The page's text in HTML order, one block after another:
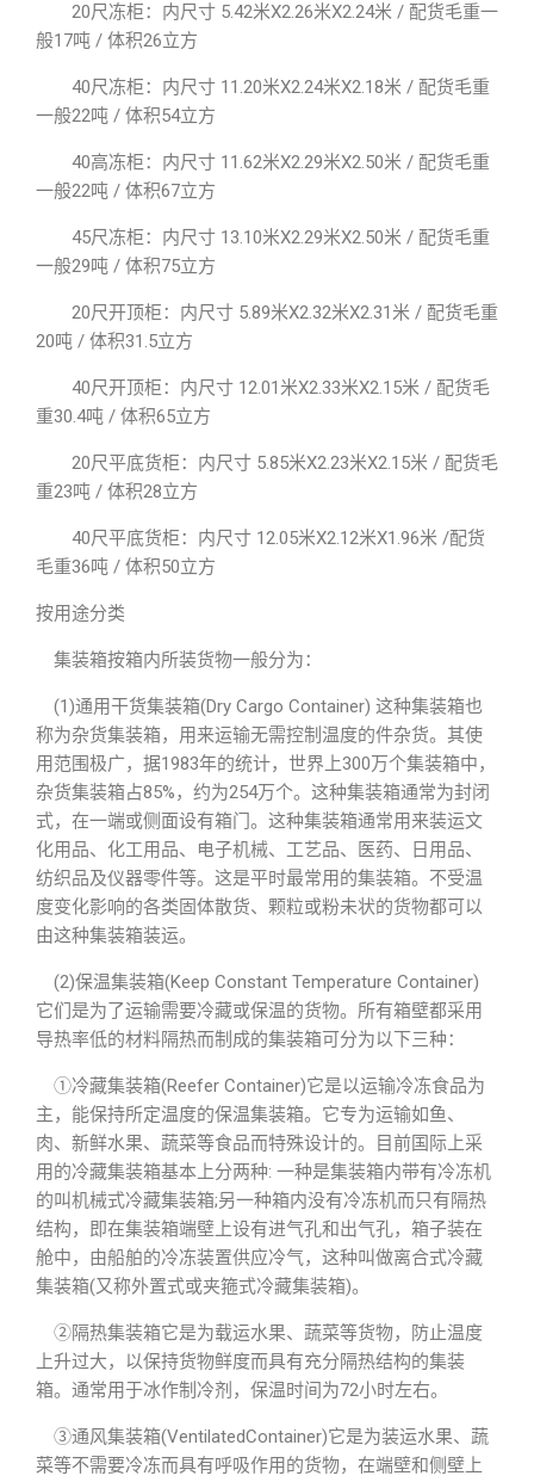
20尺冻柜：内尺寸 5.42米X2.26米X2.24米 / 配货毛重一
般17吨 / 体积26立方
40尺冻柜：内尺寸 11.20米X2.24米X2.18米 / 配货毛重
一般22吨 / 体积54立方
40高冻柜：内尺寸 11.62米X2.29米X2.50米 / 配货毛重
一般22吨 / 体积67立方
45尺冻柜：内尺寸 13.10米X2.29米X2.50米 / 配货毛重
一般29吨 / 体积75立方
20尺开顶柜：内尺寸 5.89米X2.32米X2.31米 / 配货毛重
20吨 / 体积31.5立方
40尺开顶柜：内尺寸 12.01米X2.33米X2.15米 / 配货毛
重30.4吨 / 体积65立方
20尺平底货柜：内尺寸 5.85米X2.23米X2.15米 / 配货毛
重23吨 / 体积28立方
40尺平底货柜：内尺寸 12.05米X2.12米X1.96米 /配货
毛重36吨 / 体积50立方
按用途分类
集装箱按箱内所装货物一般分为：
(1)通用干货集装箱(Dry Cargo Container) 这种集装箱也
称为杂货集装箱，用来运输无需控制温度的件杂货。其使
用范围极广，据1983年的统计，世界上300万个集装箱中，
杂货集装箱占85%，约为254万个。这种集装箱通常为封闭
式，在一端或侧面设有箱门。这种集装箱通常用来装运文
化用品、化工用品、电子机械、工艺品、医药、日用品、
纺织品及仪器零件等。这是平时最常用的集装箱。不受温
度变化影响的各类固体散货、颗粒或粉未状的货物都可以
由这种集装箱装运。
(2)保温集装箱(Keep Constant Temperature Container)
它们是为了运输需要冷藏或保温的货物。所有箱壁都采用
导热率低的材料隔热而制成的集装箱可分为以下三种：
①冷藏集装箱(Reefer Container)它是以运输冷冻食品为
主，能保持所定温度的保温集装箱。它专为运输如鱼、
肉、新鲜水果、蔬菜等食品而特殊设计的。目前国际上采
用的冷藏集装箱基本上分两种: 一种是集装箱内带有冷冻机
的叫机械式冷藏集装箱;另一种箱内没有冷冻机而只有隔热
结构，即在集装箱端壁上设有进气孔和出气孔，箱子装在
舱中，由船舶的冷冻装置供应冷气，这种叫做离合式冷藏
集装箱(又称外置式或夹箍式冷藏集装箱)。
②隔热集装箱它是为载运水果、蔬菜等货物，防止温度
上升过大，以保持货物鲜度而具有充分隔热结构的集装
箱。通常用于冰作制冷剂，保温时间为72小时左右。
③通风集装箱(VentilatedContainer)它是为装运水果、蔬
菜等不需要冷冻而具有呼吸作用的货物，在端壁和侧壁上